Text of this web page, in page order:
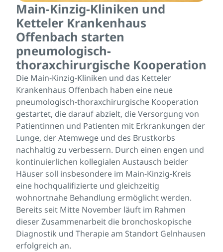
Main-Kinzig-Kliniken und
Ketteler Krankenhaus
Offenbach starten
pneumologisch-
thoraxchirurgische Kooperation
Die Main-Kinzig-Kliniken und das Ketteler
Krankenhaus Offenbach haben eine neue
pneumologisch-thoraxchirurgische Kooperation
gestartet, die darauf abzielt, die Versorgung von
Patientinnen und Patienten mit Erkrankungen der
Lunge, der Atemwege und des Brustkorbs
nachhaltig zu verbessern. Durch einen engen und
kontinuierlichen kollegialen Austausch beider
Häuser soll insbesondere im Main-Kinzig-Kreis
eine hochqualifizierte und gleichzeitig
wohnortnahe Behandlung ermöglicht werden.
Bereits seit Mitte November läuft im Rahmen
dieser Zusammenarbeit die bronchoskopische
Diagnostik und Therapie am Standort Gelnhausen
erfolgreich an.